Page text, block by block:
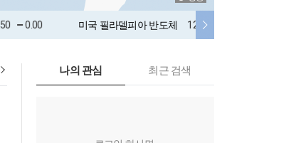
미국 필라델피아 반도체 12,008.88 170.38
나의 관심 최근 검색